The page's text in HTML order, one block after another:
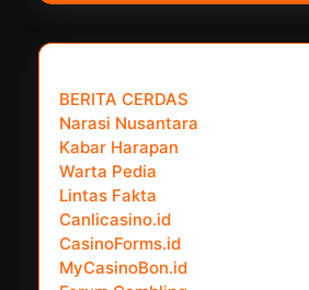
BERITA CERDAS
Narasi Nusantara
Kabar Harapan
Warta Pedia
Lintas Fakta
Canlicasino.id
CasinoForms.id
MyCasinoBon.id